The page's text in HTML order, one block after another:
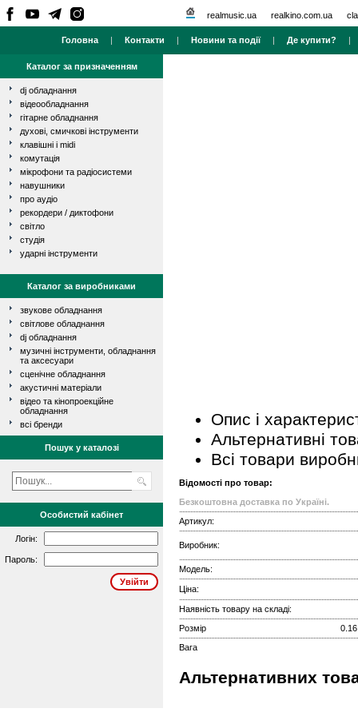
realmusic.ua realkino.com.ua
Головна | Контакти | Новини та події| Де купити?
Каталог за призначенням
dj обладнання
відеообладнання
гітарне обладнання
духові, смичкові інструменти
клавішні і midi
комутація
мікрофони та радіосистеми
навушники
про аудіо
рекордери / диктофони
світло
студія
ударні інструменти
Каталог за виробниками
звукове обладнання
світлове обладнання
dj обладнання
музичні інструменти, обладнання
та аксесуари
сценічне обладнання
акустичні матеріали
відео та кінопроекційне
обладнання
всі бренди
Пошук у каталозі
Особистий кабінет
Логін:
Пароль:
Опис і
Альтернативні
Всі товари
Відомості про товар:
Безкоштовна доставка по Україні.
Артикул:
Виробник:
Модель:
Ціна:
Наявність товару на складі:
Розмір
Вага
Альтернативних